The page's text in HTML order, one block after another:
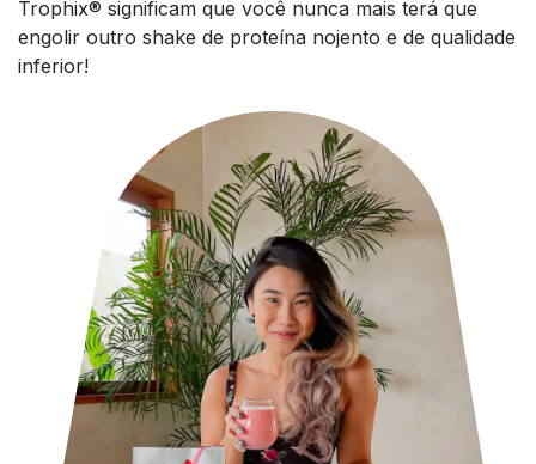
Trophix® significam que você nunca mais terá que
engolir outro shake de proteína nojento e de qualidade
inferior!